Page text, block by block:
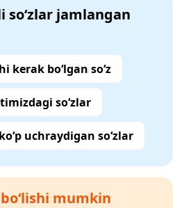
so‘zlar jamlangan
kerak bo‘lgan so‘z
so‘zlar
uchraydigan so‘zlar
mumkin